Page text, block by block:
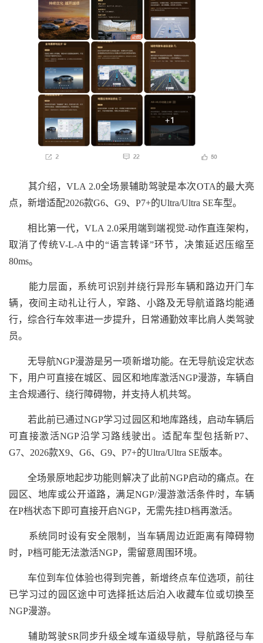
其介绍，VLA 2.0全场景辅助驾驶是本次OTA的最大亮
点，新增适配2026款G6、G9、P7+的Ultra/Ultra SE车型。
相比第一代，VLA 2.0采用端到端视觉-动作直连架构，
取消了传统V-L-A中的“语言转译”环节，决策延迟压缩至
80ms。
能力层面，系统可识别并绕行异形车辆和路边开门车
辆，夜间主动礼让行人，窄路、小路及无导航道路均能通
行，综合行车效率进一步提升，日常通勤效率比肩人类驾驶
员。
无导航NGP漫游是另一项新增功能。在无导航设定状态
下，用户可直接在城区、园区和地库激活NGP漫游，车辆自
主合规通行、绕行障碍物，并支持人机共驾。
若此前已通过NGP学习过园区和地库路线，启动车辆后
可直接激活NGP沿学习路线驶出。适配车型包括新P7、
G7、2026款X9、G6、G9、P7+的Ultra/Ultra SE版本。
全场景原地起步功能则解决了此前NGP启动的痛点。在
园区、地库或公开道路，满足NGP/漫游激活条件时，车辆
在P档状态下即可直接开启NGP，无需先挂D档再激活。
系统同时设有安全限制，当车辆周边近距离有障碍物
时，P档可能无法激活NGP，需留意周围环境。
车位到车位体验也得到完善，新增终点车位选项，前往
已学习过的园区途中可选择抵达后泊入收藏车位或切换至
NGP漫游。
辅助驾驶SR同步升级全域车道级导航，导航路径与车